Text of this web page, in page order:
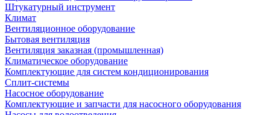
Штукатурный инструмент
Климат
Вентиляционное оборудование
Бытовая вентиляция
Вентиляция заказная (промышленная)
Климатическое оборудование
Комплектующие для систем кондиционирования
Сплит-системы
Насосное оборудование
Комплектующие и запчасти для насосного оборудования